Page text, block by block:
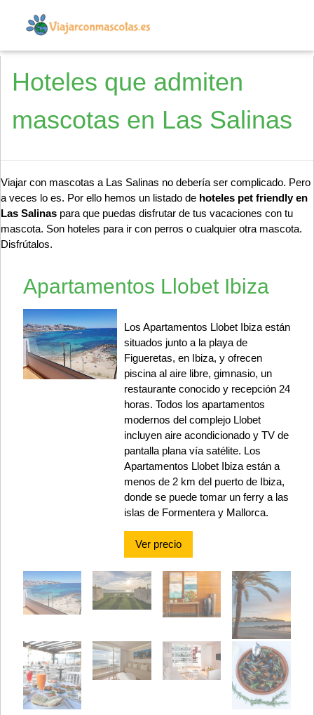
Hoteles que admiten
mascotas en Las Salinas
Viajar con mascotas a Las Salinas no debería ser complicado. Pero
a veces lo es. Por ello hemos un listado de hoteles pet friendly en
Las Salinas para que puedas disfrutar de tus vacaciones con tu
mascota. Son hoteles para ir con perros o cualquier otra mascota.
Disfrútalos.
Apartamentos Llobet Ibiza
Los Apartamentos Llobet Ibiza están
situados junto a la playa de
Figueretas, en Ibiza, y ofrecen
piscina al aire libre, gimnasio, un
restaurante conocido y recepción 24
horas. Todos los apartamentos
modernos del complejo Llobet
incluyen aire acondicionado y TV de
pantalla plana vía satélite. Los
Apartamentos Llobet Ibiza están a
menos de 2 km del puerto de Ibiza,
donde se puede tomar un ferry a las
islas de Formentera y Mallorca.
Ver precio